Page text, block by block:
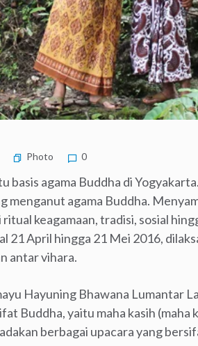
Photo 0
basis agama Buddha di
menganut agama Buddha.
keagamaan, tradisi, sosial
21 April hingga 21 Mei 2016,
antar vihara.
Hayuning Bhawana Lumantar
Buddha, yaitu maha kasih (maha
berbagai upacara yang